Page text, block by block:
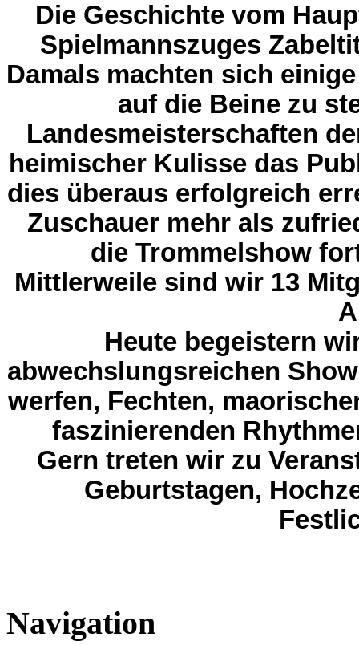
Die Geschichte vom
Spielmannszuges
Damals machten sich
auf die Beine zu
Landesmeisterschaften
heimischer Kulisse das
dies überaus erfolgreich
Zuschauer mehr als
die Trommelshow
Mittlerweile sind wir 13
Heute begeistern
abwechslungsreichen
werfen, Fechten,
faszinierenden
Gern treten wir zu
Geburtstagen,
Navigation